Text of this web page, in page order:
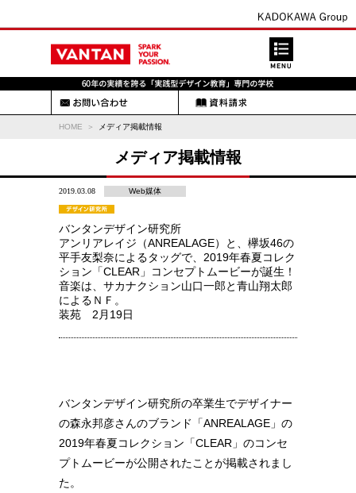
HOME メディア掲載情報
メディア掲載情報
2019.03.08 Web媒体
バンタンデザイン研究所
アンリアレイジ（ANREALAGE）と、欅坂46の
平手友梨奈によるタッグで、2019年春夏コレク
ション「CLEAR」コンセプトムービーが誕生！
音楽は、サカナクション山口一郎と青山翔太郎
によるＮＦ。
装苑 2月19日
バンタンデザイン研究所の卒業生でデザイナー
の森永邦彦さんのブランド「ANREALAGE」の
2019年春夏コレクション「CLEAR」のコンセ
プトムービーが公開されたことが掲載されまし
た。